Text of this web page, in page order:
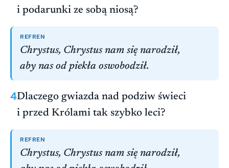
i podarunki ze sobą niosą?
REFREN
Chrystus, Chrystus nam się narodził,
aby nas od piekła oswobodził.
4Dlaczego gwiazda nad podziw świeci
i przed Królami tak szybko leci?
REFREN
Chrystus, Chrystus nam się narodził,